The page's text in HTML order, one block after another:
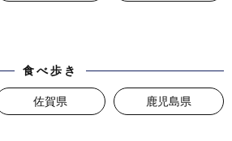
食べ歩き
佐賀県 鹿児島県